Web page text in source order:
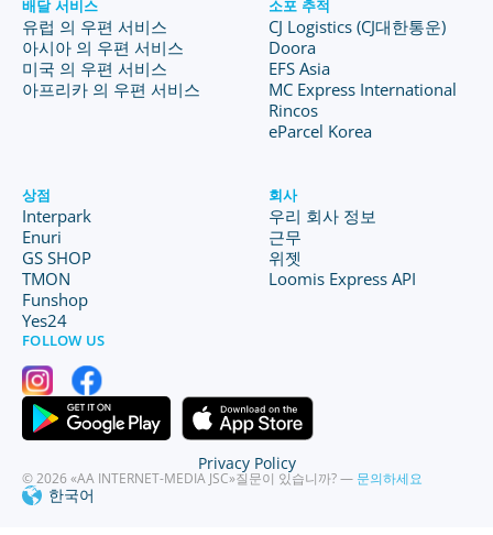
배달 서비스
유럽 의 우편 서비스
아시아 의 우편 서비스
미국 의 우편 서비스
아프리카 의 우편 서비스
소포 추적
CJ Logistics (CJ대한통운)
Doora
EFS Asia
MC Express International
Rincos
eParcel Korea
상점
Interpark
Enuri
GS SHOP
TMON
Funshop
Yes24
회사
우리 회사 정보
근무
위젯
Loomis Express API
FOLLOW US
© 2026 «AA INTERNET-MEDIA JSC»질문이 있습니까? — 문의하세요
한국어
Privacy Policy